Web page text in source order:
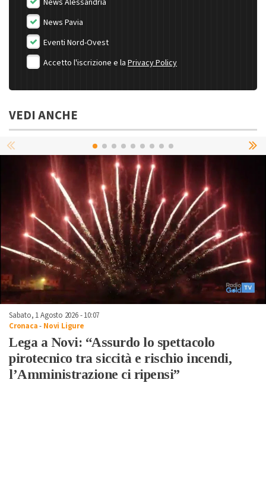
News Pavia
Eventi Nord-Ovest
Accetto l'iscrizione e la Privacy Policy
VEDI ANCHE
Sabato, 1 Agosto 2026 - 10:07
Cronaca- Novi Ligure
Lega a Novi: “Assurdo lo spettacolo
pirotecnico tra siccità e rischio incendi,
l’Amministrazione ci ripensi”